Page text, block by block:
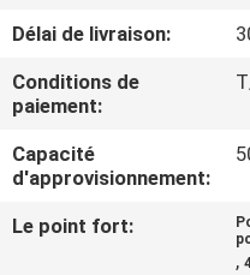
VISITE
DE
L'USINE
CONTRÔLE
Délai de livraison:
Conditions de
paiement:
Capacité
d'approvisionnement:
Le point fort:
,